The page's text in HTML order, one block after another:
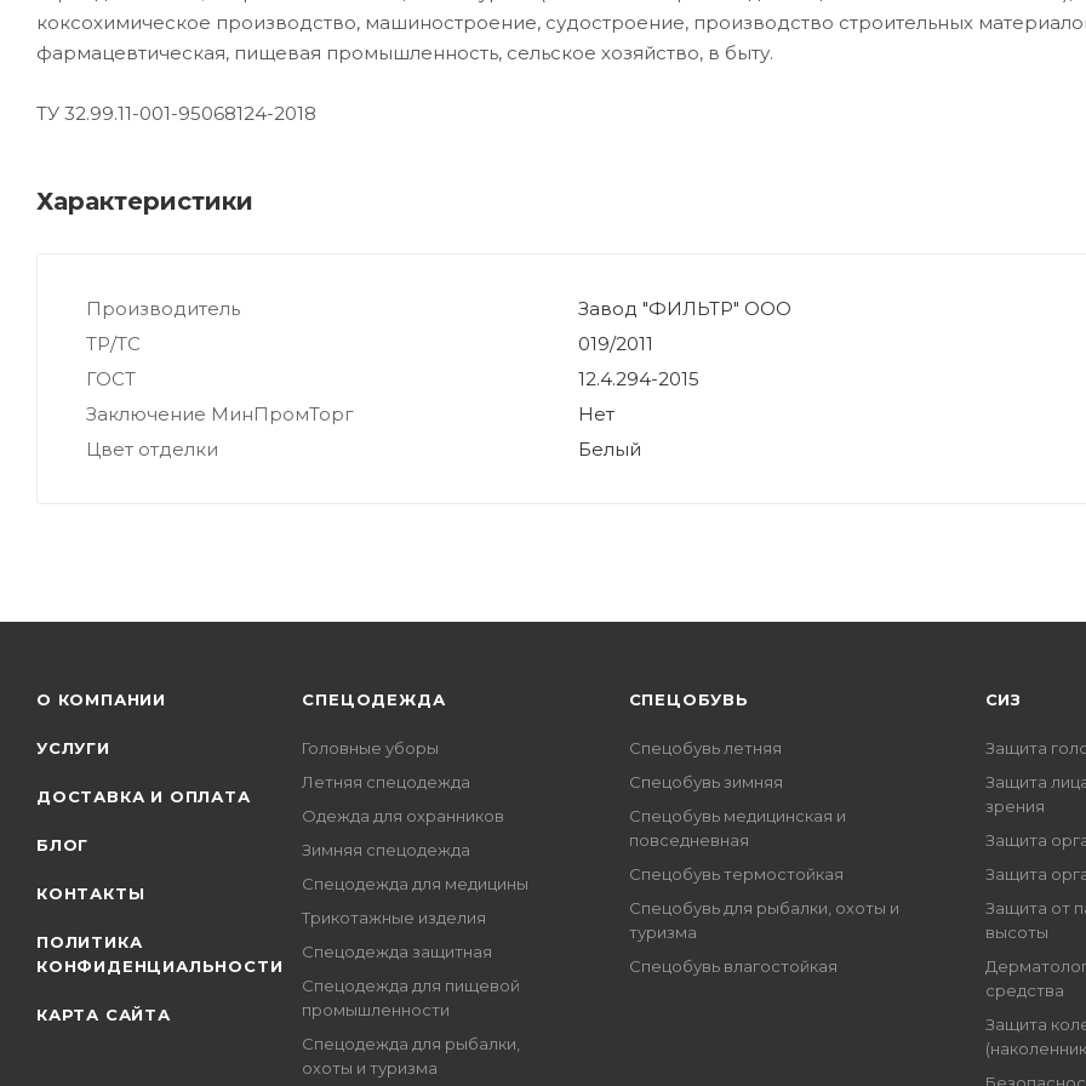
коксохимическое производство, машиностроение, судостроение, производство строительных
фармацевтическая, пищевая промышленность, сельское хозяйство, в быту.
ТУ 32.99.11-001-95068124-2018
Характеристики
Производитель
Завод "ФИЛЬТР" ООО
ТР/ТС
019/2011
ГОСТ
12.4.294-2015
Заключение МинПромТорг
Нет
Цвет отделки
Белый
О КОМПАНИИ
УСЛУГИ
ДОСТАВКА И ОПЛАТА
БЛОГ
КОНТАКТЫ
ПОЛИТИКА
КОНФИДЕНЦИАЛЬНОСТИ
КАРТА САЙТА
СПЕЦОДЕЖДА
Головные уборы
Летняя спецодежда
Одежда для охранников
Зимняя спецодежда
Спецодежда для медицины
Трикотажные изделия
Спецодежда защитная
Спецодежда для пищевой
промышленности
Спецодежда для рыбалки,
охоты и туризма
CПЕЦОБУВЬ
Спецобувь летняя
Спецобувь зимняя
Спецобувь медицинская и
повседневная
Спецобувь термостойкая
Спецобувь для рыбалки, охоты и
туризма
Спецобувь влагостойкая
СИЗ
Защита
Защита
зрения
Защита
Защита
Защита от
высоты
средства
Защита